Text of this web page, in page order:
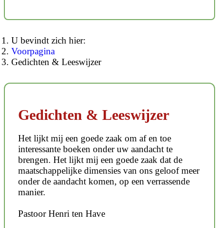
U bevindt zich hier:
Voorpagina
Gedichten & Leeswijzer
Gedichten & Leeswijzer
Het lijkt mij een goede zaak om af en toe
interessante boeken onder uw aandacht te
brengen. Het lijkt mij een goede zaak dat de
maatschappelijke dimensies van ons geloof meer
onder de aandacht komen, op een verrassende
manier.
Pastoor Henri ten Have